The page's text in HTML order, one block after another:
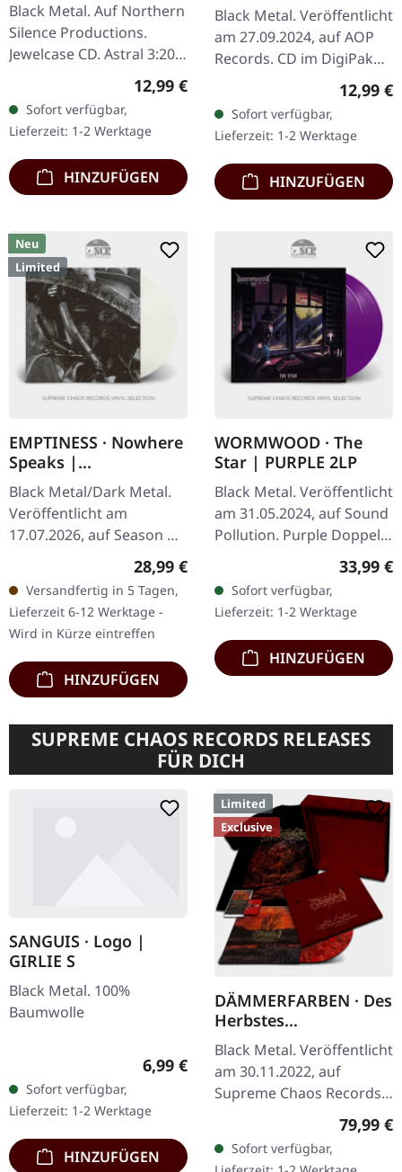
Black Metal. Auf Northern
Silence Productions.
Jewelcase CD. Astral 3:20
Seraphic 5:50 Ambrosial
Celestial 8:14 Angelic
5:23…
Regulärer Preis:
12,99 €
Sofort verfügbar,
Lieferzeit: 1-2 Werktage
HINZUFÜGEN
Black Metal. Veröffentlicht
am 27.09.2024, auf AOP
Records. CD im DigiPak
mit 12-seitigem Booklet.
GROZA („Sturm“, „Terror“)
ist eine Black Metal…
12,99 €
Sofort verfügbar,
Lieferzeit: 1-2 Werktage
HINZUFÜGEN
Neu
Limited
EMPTINESS · Nowhere
Speaks |
TRANSPARENT LP
Black Metal/Dark Metal.
Veröffentlicht am
17.07.2026, auf Season Of
Mist. Transparentes Vinyl
Limitiert auf 150
Exemplare weltweit…
Regulärer Preis:
28,99 €
Versandfertig in 5 Tagen,
Lieferzeit 6-12 Werktage -
Wird in Kürze eintreffen
HINZUFÜGEN
WORMWOOD · The
Star | PURPLE 2LP
Black Metal. Veröffentlicht
am 31.05.2024, auf Sound
Pollution. Purple Doppel-
Vinyl. Wormwood kehrt
mit "The Star" zurück und
bietet eine…
33,99 €
Sofort verfügbar,
Lieferzeit: 1-2 Werktage
HINZUFÜGEN
SUPREME CHAOS RECORDS RELEASES
FÜR DICH
SANGUIS · Logo |
GIRLIE S
Black Metal. 100%
Baumwolle
Regulärer Preis:
6,99 €
Sofort verfügbar,
Lieferzeit: 1-2 Werktage
HINZUFÜGEN
Limited
Exclusive
DÄMMERFARBEN · Des
Herbstes
Trauerhymnen MMXX
| WOODEN LP BOX
Black Metal. Veröffentlicht
am 30.11.2022, auf
Supreme Chaos Records.
Mahaghoni-farbene Holz-
Box mit graviertem Logo,
79,99 €
Sofort verfügbar,